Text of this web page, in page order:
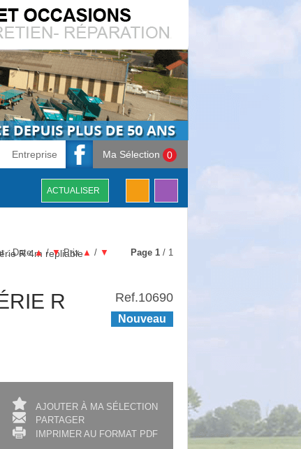
Entreprise Ma Sélection 0
ACTUALISER
R 4m repliable
:Date ▲ / ▼Prix ▲ / ▼ Page 1 / 1
R
Ref.10690
Nouveau
AJOUTER À MA SÉLECTION
PARTAGER
IMPRIMER AU FORMAT PDF